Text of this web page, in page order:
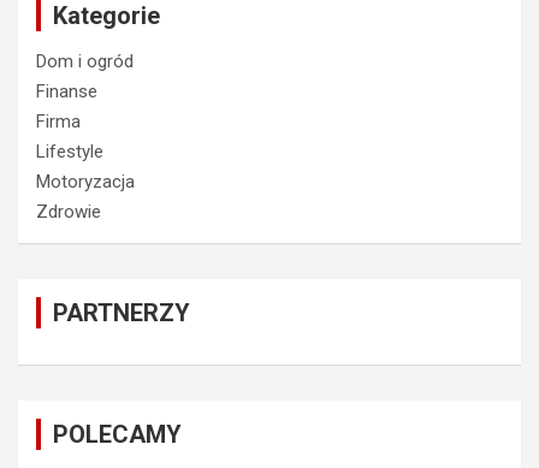
Kategorie
Dom i ogród
Finanse
Firma
Lifestyle
Motoryzacja
Zdrowie
PARTNERZY
POLECAMY